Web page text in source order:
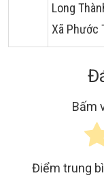
Long
Xã Phước
Bấm
Điểm trung